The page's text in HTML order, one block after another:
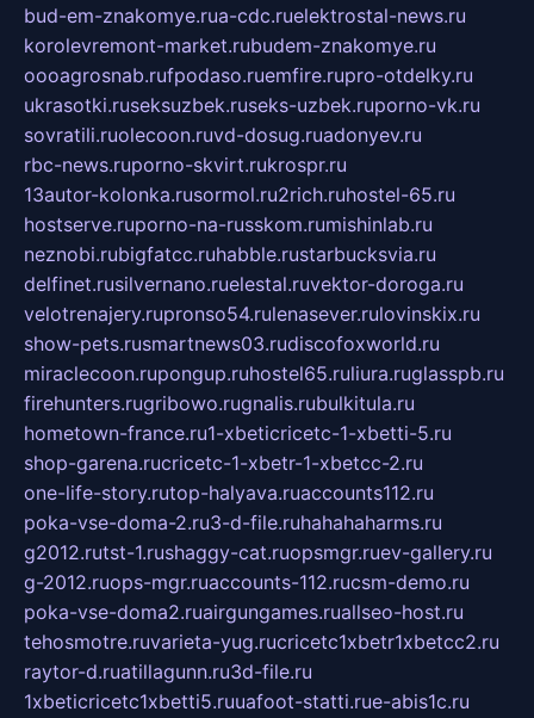
bud-em-znakomye.rua-cdc.ruelektrostal-news.ru
korolevremont-market.rubudem-znakomye.ru
oooagrosnab.rufpodaso.ruemfire.rupro-otdelky.ru
ukrasotki.ruseksuzbek.ruseks-uzbek.ruporno-vk.ru
sovratili.ruolecoon.ruvd-dosug.ruadonyev.ru
rbc-news.ruporno-skvirt.rukrospr.ru
13autor-kolonka.rusormol.ru2rich.ruhostel-65.ru
hostserve.ruporno-na-russkom.rumishinlab.ru
neznobi.rubigfatcc.ruhabble.rustarbucksvia.ru
delfinet.rusilvernano.ruelestal.ruvektor-doroga.ru
velotrenajery.rupronso54.rulenasever.rulovinskix.ru
show-pets.rusmartnews03.rudiscofoxworld.ru
miraclecoon.rupongup.ruhostel65.ruliura.ruglasspb.ru
firehunters.rugribowo.rugnalis.rubulkitula.ru
hometown-france.ru1-xbeticricetc-1-xbetti-5.ru
shop-garena.rucricetc-1-xbetr-1-xbetcc-2.ru
one-life-story.rutop-halyava.ruaccounts112.ru
poka-vse-doma-2.ru3-d-file.ruhahahaharms.ru
g2012.rutst-1.rushaggy-cat.ruopsmgr.ruev-gallery.ru
g-2012.ruops-mgr.ruaccounts-112.rucsm-demo.ru
poka-vse-doma2.ruairgungames.ruallseo-host.ru
tehosmotre.ruvarieta-yug.rucricetc1xbetr1xbetcc2.ru
raytor-d.ruatillagunn.ru3d-file.ru
1xbeticricetc1xbetti5.ruuafoot-statti.rue-abis1c.ru